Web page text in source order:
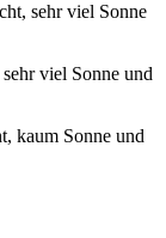
sehr viel Sonne
viel Sonne und
kaum Sonne und